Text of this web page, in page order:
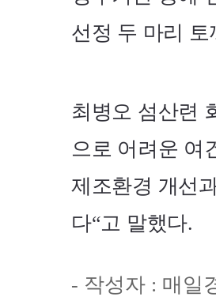
선정 두 마리
최병오 섬산련
으로 어려운 여
제조환경 개선
다“고 말했다.
- 작성자 : 매일